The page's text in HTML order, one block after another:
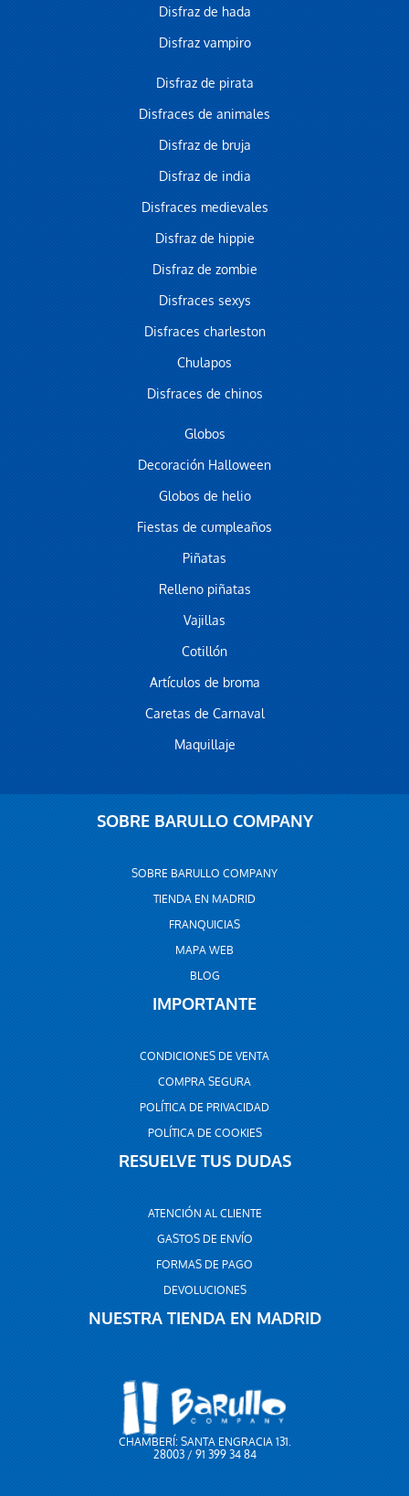
Disfraz de hada
Disfraz vampiro
Disfraz de pirata
Disfraces de animales
Disfraz de bruja
Disfraz de india
Disfraces medievales
Disfraz de hippie
Disfraz de zombie
Disfraces sexys
Disfraces charleston
Chulapos
Disfraces de chinos
Globos
Decoración Halloween
Globos de helio
Fiestas de cumpleaños
Piñatas
Relleno piñatas
Vajillas
Cotillón
Artículos de broma
Caretas de Carnaval
Maquillaje
SOBRE BARULLO COMPANY
SOBRE BARULLO COMPANY
TIENDA EN MADRID
FRANQUICIAS
MAPA WEB
BLOG
IMPORTANTE
CONDICIONES DE VENTA
COMPRA SEGURA
POLÍTICA DE PRIVACIDAD
POLÍTICA DE COOKIES
RESUELVE TUS DUDAS
ATENCIÓN AL CLIENTE
GASTOS DE ENVÍO
FORMAS DE PAGO
DEVOLUCIONES
NUESTRA TIENDA EN MADRID
CHAMBERÍ: SANTA ENGRACIA 131.
28003 / 91 399 34 84